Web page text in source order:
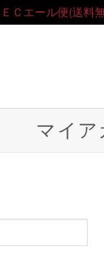
Ｃエール便(送料
マイア